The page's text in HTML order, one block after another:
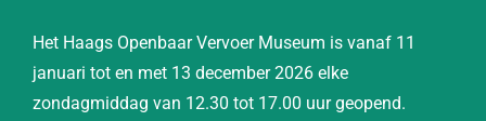
Het Haags Openbaar Vervoer Museum is vanaf 11
januari tot en met 13 december 2026 elke
zondagmiddag van 12.30 tot 17.00 uur geopend.